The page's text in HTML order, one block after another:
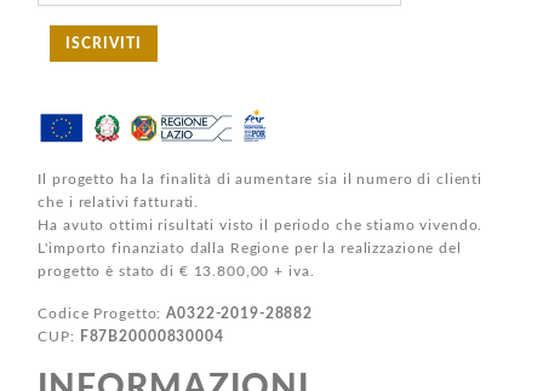
ISCRIVITI
Il progetto ha la finalità di aumentare sia il numero di clienti
che i relativi fatturati.
Ha avuto ottimi risultati visto il periodo che stiamo vivendo.
L'importo finanziato dalla Regione per la realizzazione del
progetto è stato di € 13.800,00 + iva.
Codice Progetto:A0322-2019-28882
CUP:
F87B20000830004